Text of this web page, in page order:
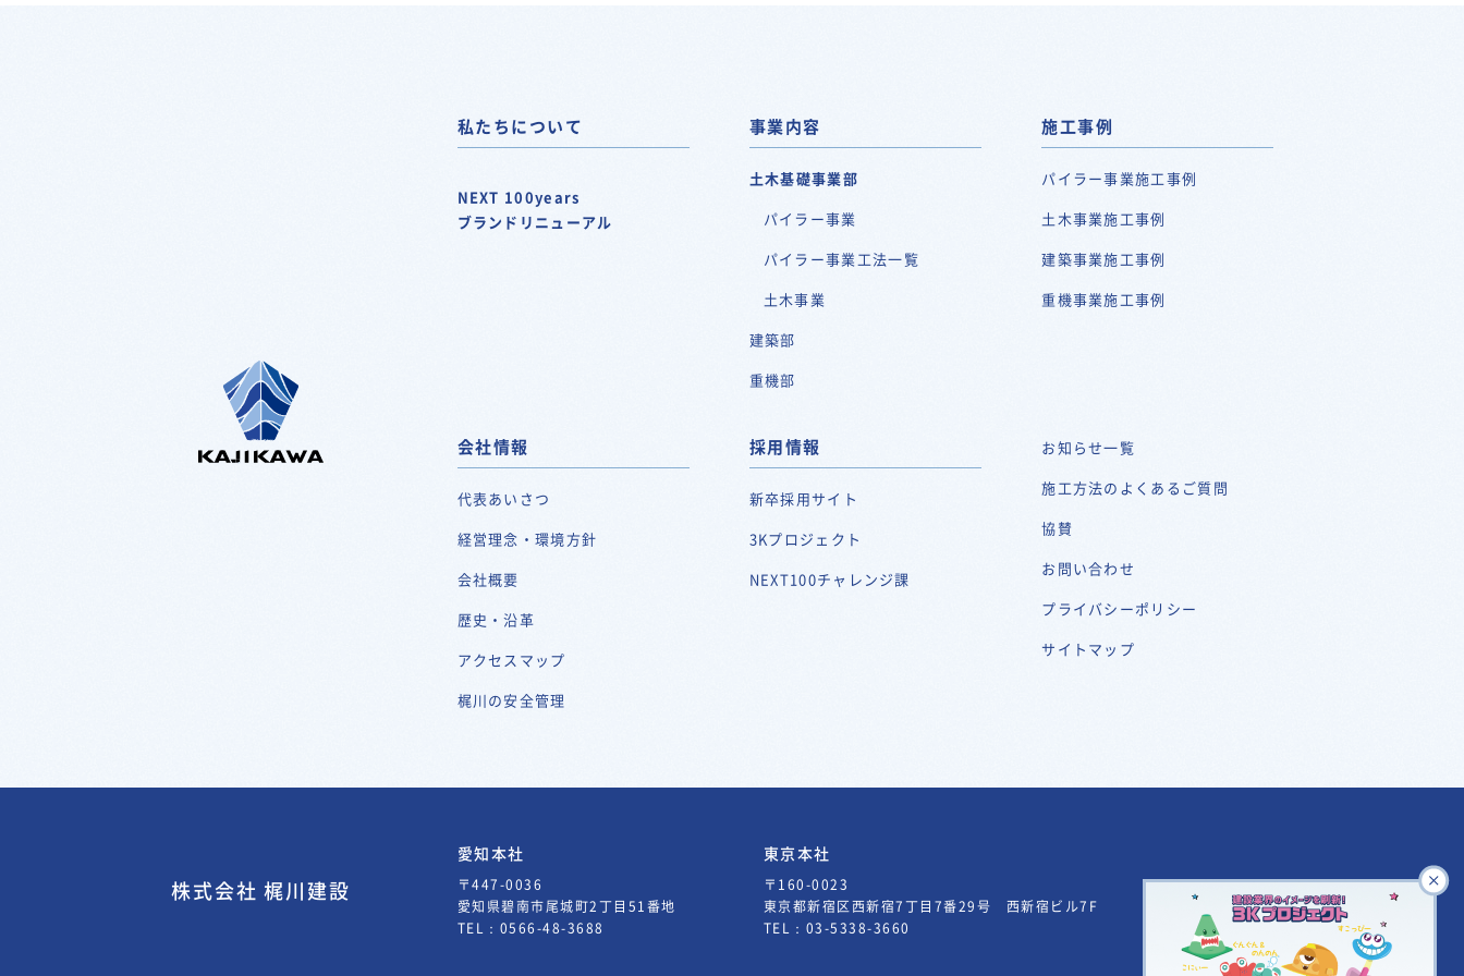
私たちについて
NEXT 100years
ブランドリニューアル
事業内容
土木基礎事業部
パイラー事業
パイラー事業工法一覧
土木事業
建築部
重機部
施工事例
パイラー事業施工事例
土木事業施工事例
建築事業施工事例
重機事業施工事例
会社情報
代表あいさつ
経営理念・環境方針
会社概要
歴史・沿革
アクセスマップ
梶川の安全管理
採用情報
新卒採用サイト
3Kプロジェクト
NEXT100チャレンジ課
お知らせ一覧
施工方法のよくあるご質問
協賛
お問い合わせ
プライバシーポリシー
サイトマップ
株式会社 梶川建設
愛知本社
〒447-0036
愛知県碧南市尾城町2丁目51番地
TEL： 0566-48-3688
東京本社
〒160-0023
東京都新宿区西新宿7丁目7番29号 西新宿ビル7F
TEL： 03-5338-3660
© KAJIKAWA CORPORATION